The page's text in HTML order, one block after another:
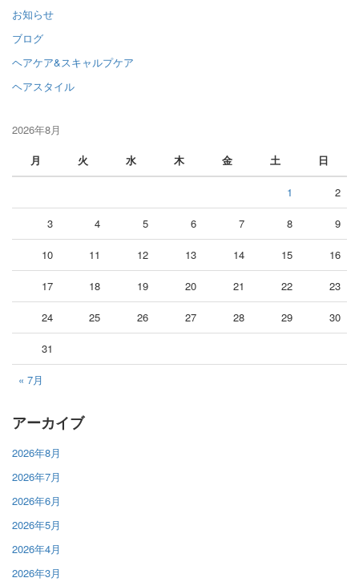
お知らせ
ブログ
ヘアケア&スキャルプケア
ヘアスタイル
2026年8月
月
火 水 木 金 土 日
« 7月
1 2
3 4 5 6 7 8 9
10 11 12 13 14 15 16
17 18 19 20 21 22 23
24 25 26 27 28 29 30
31
アーカイブ
2026年8月
2026年7月
2026年6月
2026年5月
2026年4月
2026年3月